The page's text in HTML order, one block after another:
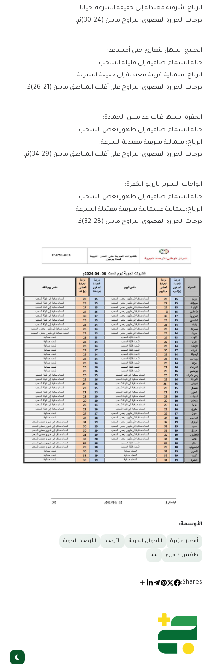
الرياح: شرقية معتدلة إلى خفيفة السرعة احيانا.
درجات الحرارة القصوى: تتراوح مابين (24–30)مْ.
الخليج- سهل بنغازي حتى أمساعد:-
حالة السماء: صافية إلى قليلة السحب.
الرياح: شمالية غربية معتدلة إلى خفيفة السرعة.
درجات الحرارة القصوى: تتراوح على أغلب المناطق مابين (21–26)مْ.
الجفرة- سبها-غـات-غدامس-الحمادة:-
حالة السماء: صافية إلى ظهور بعض السحب.
الرياح: شمالية شرقية معتدلة السرعة.
درجات الحرارة القصوى: تتراوح على أغلب المناطق مابين (29–34)مْ.
الواحات-السرير-تازربو-الكفرة:-
حالة السماء: صافية إلى ظهور بعض السحب.
الرياح:شمالية فشمالية شرقية معتدلة السرعة.
درجات الحرارة القصوى: تتراوح مابين (28–32)مْ.
الأوسمة:
أمطار غزيرة الأحوال الجوية الأرصاد الأرصاد الجوية
طقس دافىء ليبيا
Shares: